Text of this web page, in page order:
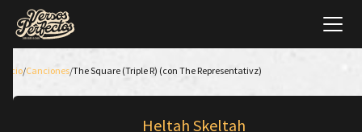
Inicio/Canciones/The Square (Triple R) (con The Representativz)
Heltah Skeltah